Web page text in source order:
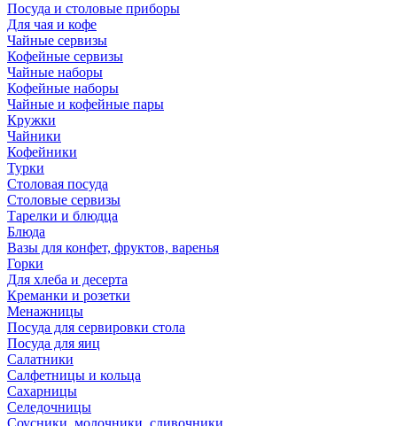
Посуда и столовые приборы
Для чая и кофе
Чайные сервизы
Кофейные сервизы
Чайные наборы
Кофейные наборы
Чайные и кофейные пары
Кружки
Чайники
Кофейники
Турки
Столовая посуда
Столовые сервизы
Тарелки и блюдца
Блюда
Вазы для конфет, фруктов, варенья
Горки
Для хлеба и десерта
Креманки и розетки
Менажницы
Посуда для сервировки стола
Посуда для яиц
Салатники
Салфетницы и кольца
Сахарницы
Селедочницы